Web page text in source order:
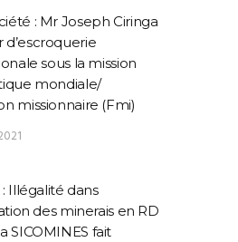
: Mr Joseph Ciringa
sous la mission
mondiale/
missionnaire (Fmi)
Illégalité dans
des minerais en RD
SICOMINES fait